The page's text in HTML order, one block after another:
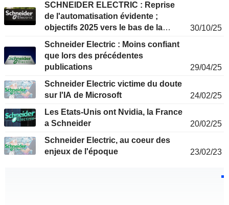
rassurent
SCHNEIDER ELECTRIC : Reprise
de l'automatisation évidente ;
objectifs 2025 vers le bas de la
maintenue d'achat sur repli
30/10/25
Schneider Electric : Moins confiant
que lors des précédentes
publications
29/04/25
Schneider Electric victime du doute
sur l'IA de Microsoft
24/02/25
Les Etats-Unis ont Nvidia, la France
a Schneider
20/02/25
Schneider Electric, au coeur des
enjeux de l'époque
23/02/23